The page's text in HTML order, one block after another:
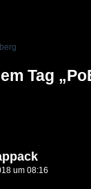
Tag
um 08:16